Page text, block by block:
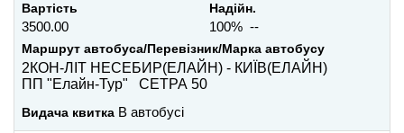
Вартість
3500.00
Надійн.
100% --
Маршрут автобуса/Перевізник/Марка автобусу
2КОН-ЛІТ НЕСЕБИР(ЕЛАЙН) - КИЇВ(ЕЛАЙН)
ПП "Елайн-Тур" СЕТРА 50
Видача квитка В автобусі